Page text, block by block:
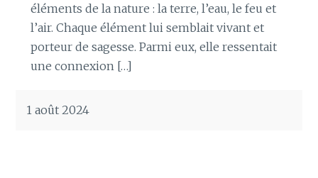
éléments de la nature : la terre, l’eau, le feu et
l’air. Chaque élément lui semblait vivant et
porteur de sagesse. Parmi eux, elle ressentait
une connexion […]
1 août 2024